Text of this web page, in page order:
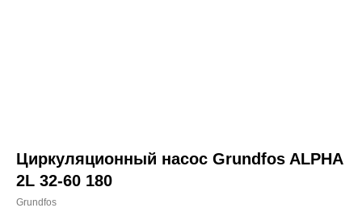
Циркуляционный насос Grundfos ALPHA
2L 32-60 180
Grundfos